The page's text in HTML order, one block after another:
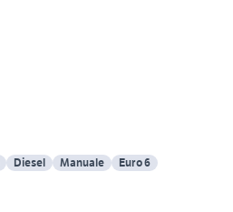
Diesel Manuale Euro 6